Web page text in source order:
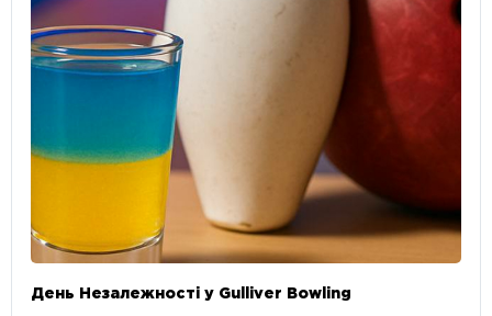
День Незалежності у Gulliver Bowling